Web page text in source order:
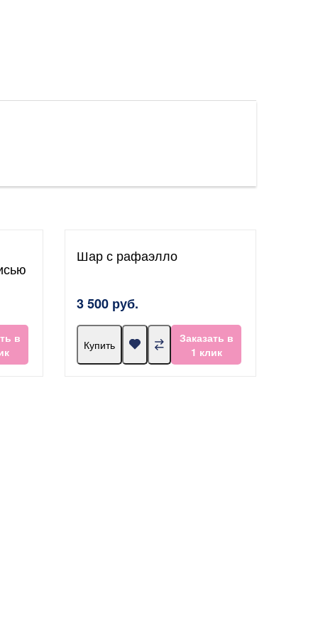
в
Шар с рафаэлло
3 500 руб.
Купить
Заказать в
1 клик